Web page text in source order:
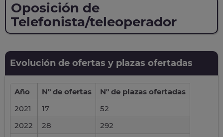
Oposición de
Telefonista/teleoperador
Evolución de ofertas y plazas ofertadas
Año Nº de ofertas
Nº de plazas ofertadas
2021
17
52
2022
28
292